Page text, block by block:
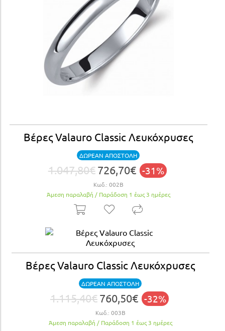
Βέρες Valauro Classic Λευκόχρυσες
ΔΩΡΕΑΝ ΑΠΟΣΤΟΛΗ
1.047,80€ 726,70€ -31%
Κωδ.: 002Β
Άμεση παραλαβή / Παράδoση 1 έως 3 ημέρες
Βέρες Valauro Classic Λευκόχρυσες
ΔΩΡΕΑΝ ΑΠΟΣΤΟΛΗ
1.115,40€760,50€ -32%
Κωδ.: 003Β
Άμεση παραλαβή / Παράδoση 1 έως 3 ημέρες